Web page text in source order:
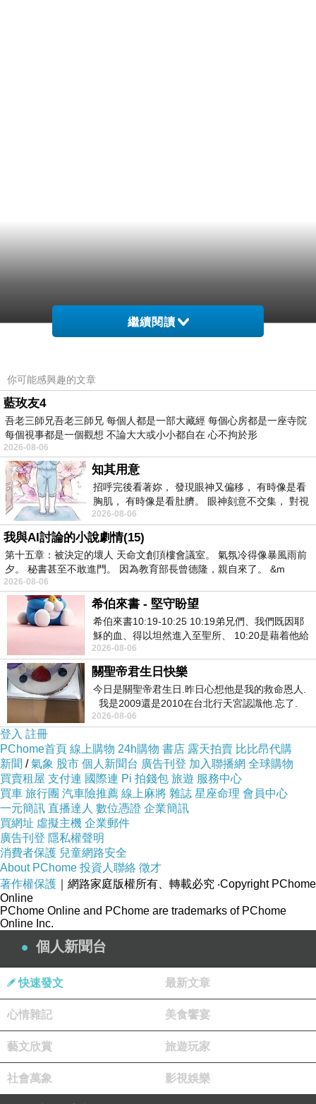
繼續閱讀
你可能感興趣的文章
藍玫友4
吾老三師兄吾老三師兄 每個人都是一部大藏經 每個心房都是一座寺院
每個視事都是一個觀想 不論大大或小小都自在 心不拘於形
2026-08-06
知其用意
招呼完後看著妳， 發現眼神又偏移， 有時像是看
胸肌， 有時像是看肚臍。 眼神刻意不交集， 對視
視線不對齊， 讓我很難不
2026-08-06
我與AI討論的小說劇情(15)
第十五章：被決定的壞人 天命文創頂樓會議室。 氣氛冷得像暴風雨前
夕。 秘書甚至不敢進門。 因為教育部長曾德隆，親自來了。 &m
2026-08-06
希伯來書 - 堅守盼望
希伯來書10:19-10:25 10:19弟兄們、我們既因耶
穌的血、得以坦然進入至聖所、 10:20是藉着他給
我們開了一條又新又活的路從幔子經過
2026-08-06
關聖帝君生日快樂
今日是關聖帝君生日.昨日心想他是我的救命恩人.
我是2009還是2010在台北行天宮認識他.忘了.
一個奇摩交友的網友學
2026-08-06
登入 註冊
PChome首頁 線上購物 24h購物 書店 露天拍賣 比比昂代購
新聞 /氣象 股市 個人新聞台 廣告刊登 加入聯播網 全球購物
買賣租屋 支付連 國際連 Pi 拍錢包 旅遊 服務中心
買車 旅行團 汽車險推薦 線上麻將 雜誌 星座命理 會員中心
一元簡訊 直播達人 數位憑證 企業簡訊
買網址 虛擬主機 企業郵件
廣告刊登 隱私權聲明
消費者保護 兒童網路安全
About PChome 投資人聯絡 徵才
著作權保護 ｜網路家庭版權所有、轉載必究 ‧Copyright PChome
Online
PChome Online and PChome are trademarks of PChome
Online Inc.
個人新聞台
快速發文 最新文章
心情雜記 美食饗宴
藝文欣賞 旅遊玩家
社會萬象 影視娛樂